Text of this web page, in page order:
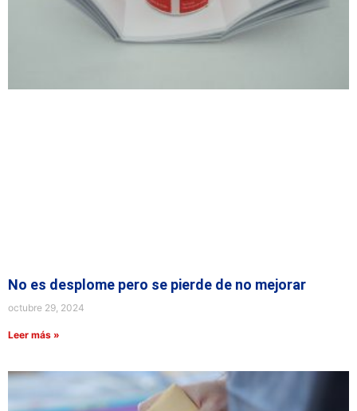
No es desplome pero se pierde de no mejorar
octubre 29, 2024
Leer más »